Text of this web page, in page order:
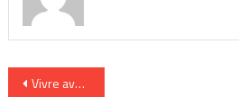
Navigation
Vivre avec un enfant précoce :